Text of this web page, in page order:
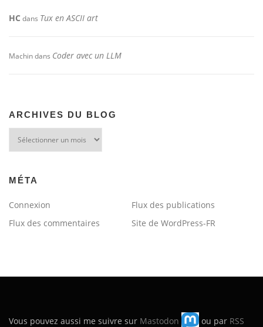
HC dans Tux en ASCII art
Machindans Coder avec un LLM
ARCHIVES DU BLOG
MÉTA
Connexion
Flux des publications
Flux des commentaires
Site de WordPress-FR
Vous pouvez aussi me suivre sur Mastodon ou par RSS